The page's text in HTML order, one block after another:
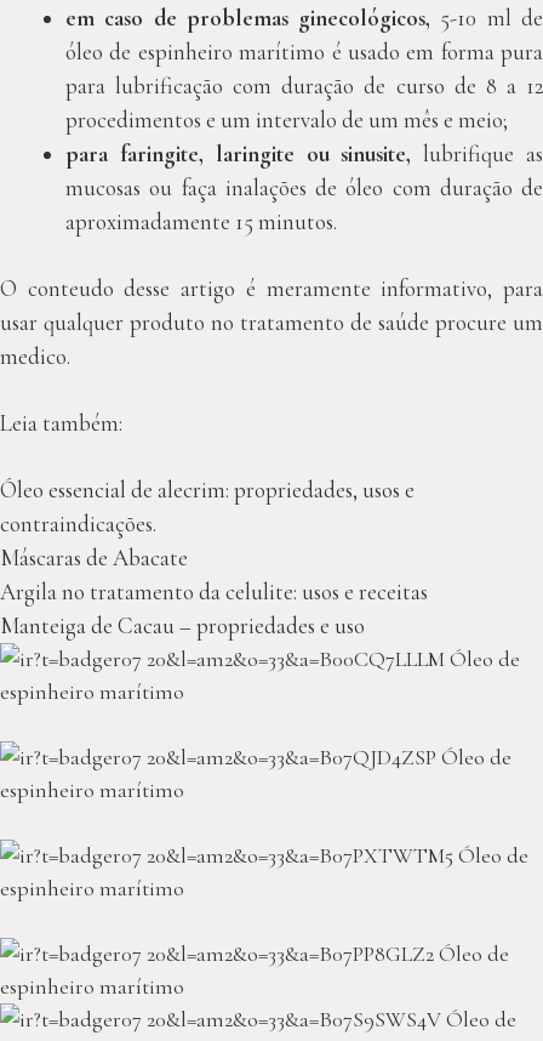
em caso de problemas ginecológicos, 5-10 ml de
óleo de espinheiro marítimo é usado em forma pura
para lubrificação com duração de curso de 8 a 12
procedimentos e um intervalo de um mês e meio;
para faringite, laringite ou sinusite,lubrifique as
mucosas ou faça inalações de óleo com duração de
aproximadamente 15 minutos.
O conteudo desse artigo é meramente informativo, para
usar qualquer produto no tratamento de saúde procure um
medico.
Leia também:
Óleo essencial de alecrim: propriedades, usos e
contraindicações.
Máscaras de Abacate
Argila no tratamento da celulite: usos e receitas
Manteiga de Cacau – propriedades e uso